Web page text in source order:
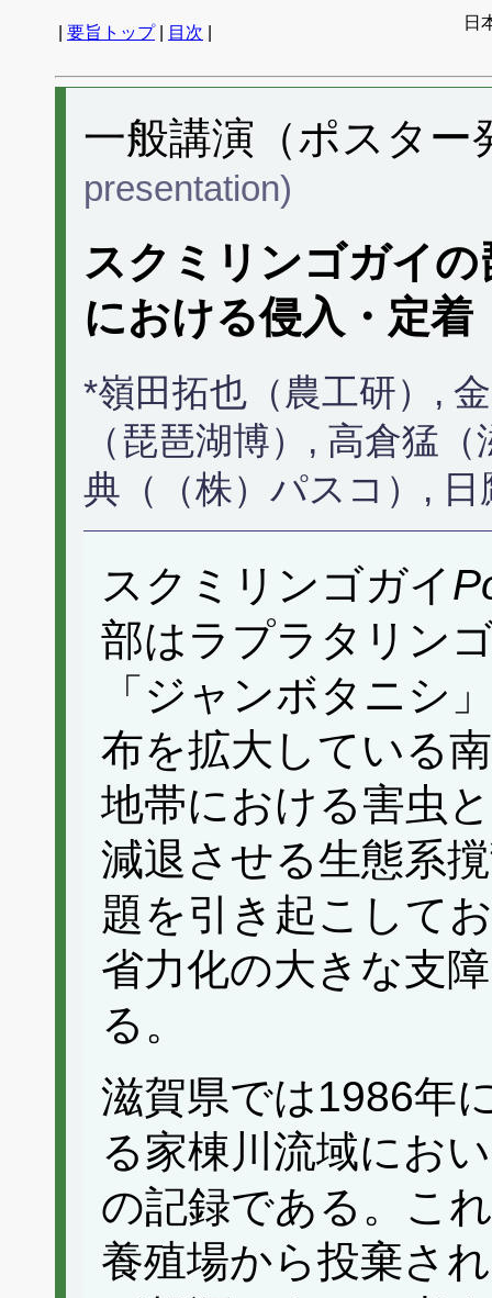
要旨トップ| 目次
日
一般講演（ポスタ
presentation)
スクミリンゴガイ
における侵入・定着
*嶺田拓也（農工研）,
（琵琶湖博）, 高倉猛
典（（株）パスコ）,
スクミリンゴガイ
部はラプラタリン
「ジャンボタニシ
布を拡大している
地帯における害虫
減退させる生態系
題を引き起こして
省力化の大きな支
る。
滋賀県では1986年
る家棟川流域にお
の記録である。こ
養殖場から投棄さ